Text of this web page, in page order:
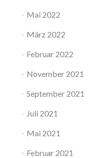
Mai 2022
März 2022
Februar 2022
November 2021
September 2021
Juli 2021
Mai 2021
Februar 2021